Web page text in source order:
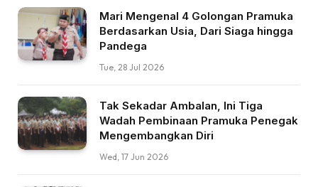
Mari Mengenal 4 Golongan Pramuka
Berdasarkan Usia, Dari Siaga hingga
Pandega
Tue, 28 Jul 2026
Tak Sekadar Ambalan, Ini Tiga
Wadah Pembinaan Pramuka Penegak
Mengembangkan Diri
Wed, 17 Jun 2026